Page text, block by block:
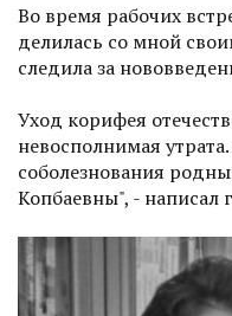
Во время рабочих
делилась со мной
следила за
Уход корифея
невосполнимая
соболезнования
Копбаевны", - написал